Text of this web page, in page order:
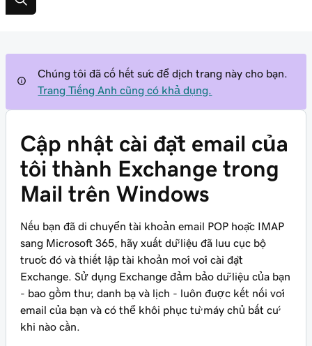
Chúng tôi đã cố hết sức để dịch trang này cho bạn.
Trang Tiếng Anh cũng có khả dụng.
Cập nhật cài đặt email của
tôi thành Exchange trong
Mail trên Windows
Nếu bạn đã di chuyển tài khoản email POP hoặc IMAP
sang Microsoft 365, hãy xuất dữ liệu đã lưu cục bộ
trước đó và thiết lập tài khoản mới với cài đặt
Exchange. Sử dụng Exchange đảm bảo dữ liệu của bạn
- bao gồm thư, danh bạ và lịch - luôn được kết nối với
email của bạn và có thể khôi phục từ máy chủ bất cứ
khi nào cần.